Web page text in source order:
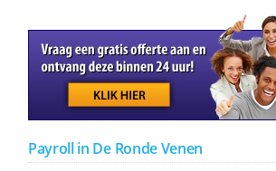
Payroll in De Ronde Venen